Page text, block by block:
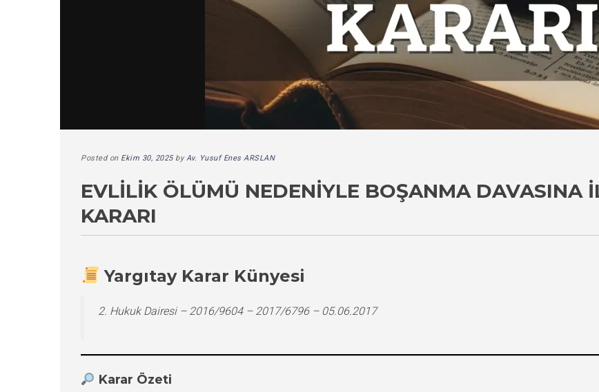
Posted on Ekim 30, 2025byAv. Yusuf Enes ARSLAN
EVLILIK ÖLÜMÜ NEDENIYLE BOŞANMA DAVASINA
KARARI
Yargıtay Karar Künyesi
2. Hukuk Dairesi – 2016/9604 – 2017/6796 – 05.06.2017
Karar Özeti